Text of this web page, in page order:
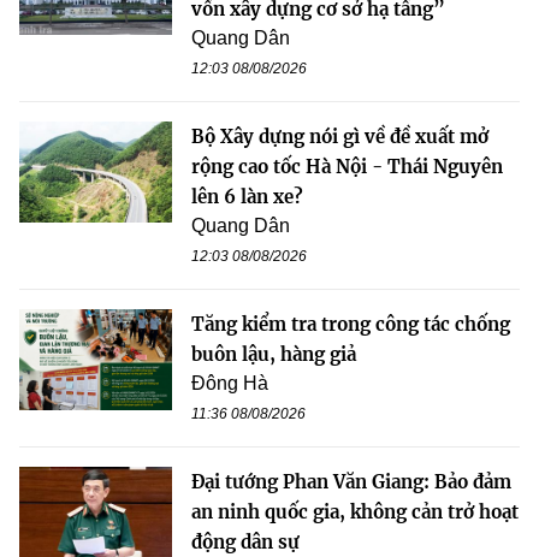
vốn xây dựng cơ sở hạ tầng”
Quang Dân
12:03 08/08/2026
Bộ Xây dựng nói gì về đề xuất mở
rộng cao tốc Hà Nội - Thái Nguyên
lên 6 làn xe?
Quang Dân
12:03 08/08/2026
Tăng kiểm tra trong công tác chống
buôn lậu, hàng giả
Đông Hà
11:36 08/08/2026
Đại tướng Phan Văn Giang: Bảo đảm
an ninh quốc gia, không cản trở hoạt
động dân sự